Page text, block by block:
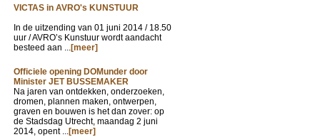
VICTAS in AVRO's KUNSTUUR
In de uitzending van 01 juni 2014 / 18.50
uur / AVRO’s Kunstuur wordt aandacht
besteed aan ...[meer]
Officiele opening DOMunder door
Minister JET BUSSEMAKER
Na jaren van ontdekken, onderzoeken,
dromen, plannen maken, ontwerpen,
graven en bouwen is het dan zover: op
de Stadsdag Utrecht, maandag 2 juni
2014, opent ...[meer]